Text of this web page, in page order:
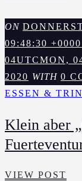
AM
ON
09:48:30
04UTCMON,
2020 WITH 0
ESSEN &
Klein aber
VIEW POST